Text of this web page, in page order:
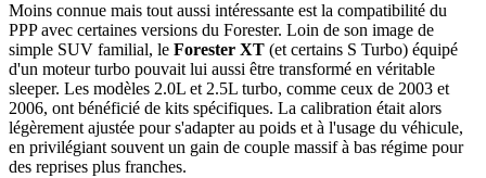
Moins connue mais tout aussi intéressante est la compatibilité du
PPP avec certaines versions du Forester. Loin de son image de
simple SUV familial, le Forester XT (et certains S Turbo) équipé
d'un moteur turbo pouvait lui aussi être transformé en véritable
sleeper. Les modèles 2.0L et 2.5L turbo, comme ceux de 2003 et
2006, ont bénéficié de kits spécifiques. La calibration était alors
légèrement ajustée pour s'adapter au poids et à l'usage du véhicule,
en privilégiant souvent un gain de couple massif à bas régime pour
des reprises plus franches.